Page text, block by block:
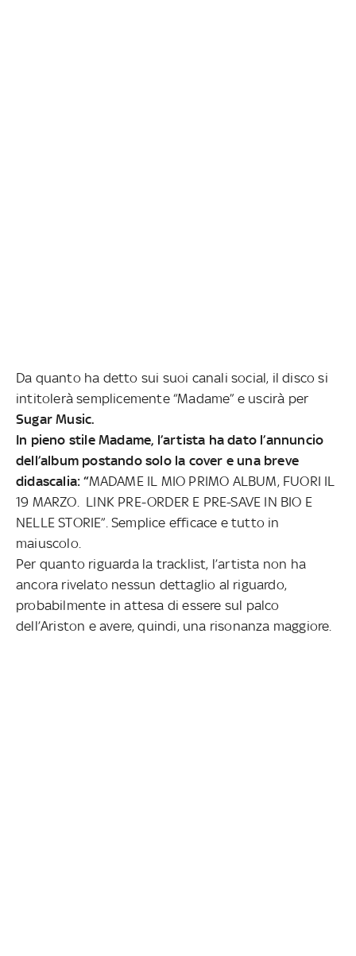
Da quanto ha detto sui suoi canali social, il disco si
intitolerà semplicemente “Madame” e uscirà per
Sugar Music.
In pieno stile Madame, l’artista ha dato l’annuncio
dell’album postando solo la cover e una breve
didascalia: “MADAME IL MIO PRIMO ALBUM, FUORI IL
19 MARZO. LINK PRE-ORDER E PRE-SAVE IN BIO E
NELLE STORIE”. Semplice efficace e tutto in
maiuscolo.
Per quanto riguarda la tracklist, l’artista non ha
ancora rivelato nessun dettaglio al riguardo,
probabilmente in attesa di essere sul palco
dell’Ariston e avere, quindi, una risonanza maggiore.